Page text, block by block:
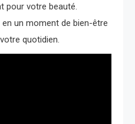
pour votre beauté.
un moment de bien-être
quotidien.